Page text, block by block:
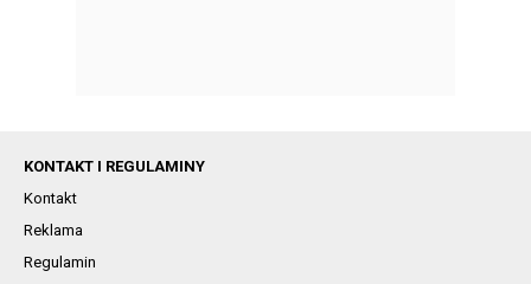
KONTAKT I REGULAMINY
Kontakt
Reklama
Regulamin